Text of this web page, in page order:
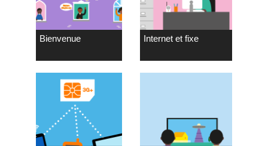
Bienvenue Internet et fixe